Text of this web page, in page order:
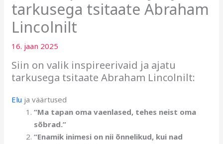
tarkusega tsitaate Abraham
Lincolnilt
16. jaan 2025
Siin on valik inspireerivaid ja ajatu
tarkusega tsitaate Abraham Lincolnilt:
Elu ja väärtused
“Ma tapan oma vaenlased, tehes neist oma
sõbrad.”
“Enamik inimesi on nii õnnelikud, kui nad